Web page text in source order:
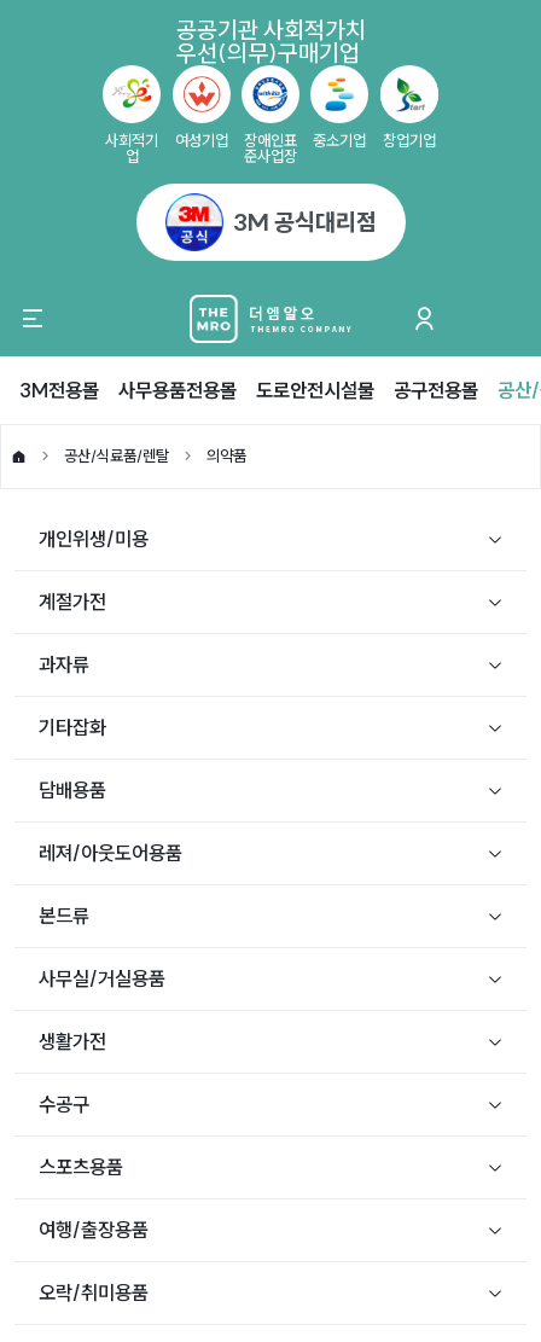
공공기관 사회적가치
우선(의무)구매기업
사회적기
업
여성기업
장애인표
준사업장
중소기업 창업기업
3M 공식대리점
3M전용몰 사무용품전용몰 도로안전시설물 공구전용몰 공산
공산/식료품/렌탈 의약품
개인위생/미용
계절가전
과자류
기타잡화
담배용품
레져/아웃도어용품
본드류
사무실/거실용품
생활가전
수공구
스포츠용품
여행/출장용품
오락/취미용품